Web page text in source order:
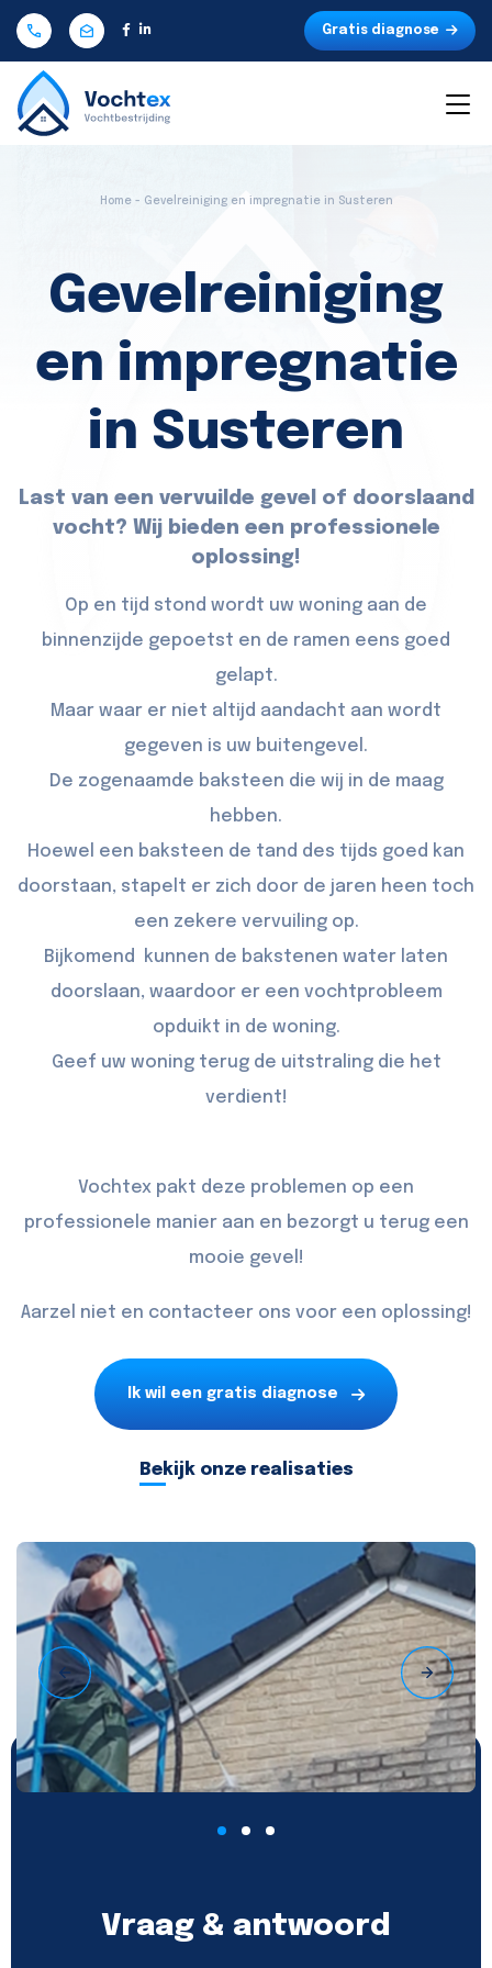
Gratis diagnose
Home - Gevelreiniging en impregnatie in Susteren
Gevelreiniging
en impregnatie
in Susteren
Last van een vervuilde gevel of doorslaand
vocht? Wij bieden een professionele
oplossing!
Op en tijd stond wordt uw woning aan de
binnenzijde gepoetst en de ramen eens goed
gelapt.
Maar waar er niet altijd aandacht aan wordt
gegeven is uw buitengevel.
De zogenaamde baksteen die wij in de maag
hebben.
Hoewel een baksteen de tand des tijds goed kan
doorstaan, stapelt er zich door de jaren heen toch
een zekere vervuiling op.
Bijkomend kunnen de bakstenen water laten
doorslaan, waardoor er een vochtprobleem
opduikt in de woning.
Geef uw woning terug de uitstraling die het
verdient!
Vochtex pakt deze problemen op een
professionele manier aan en bezorgt u terug een
mooie gevel!
Aarzel niet en contacteer ons voor een oplossing!
Ik wil een gratis diagnose
Bekijk onze realisaties
Vraag & antwoord